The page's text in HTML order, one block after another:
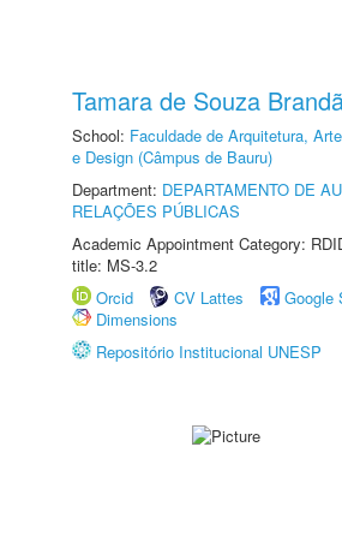
Tamara de Souza
School: Faculdade de Arquitetura,
e Design (Câmpus de Bauru)
Department: DEPARTAMENTO DE
RELAÇÕES PÚBLICAS
Academic Appointment Category:
title: MS-3.2
Orcid
CV Lattes
Google
Dimensions
Repositório Institucional UNESP